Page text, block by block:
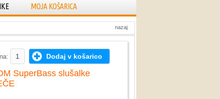
MOJA KOŠARICA
nazaj
Dodaj v košarico
SuperBass slušalke